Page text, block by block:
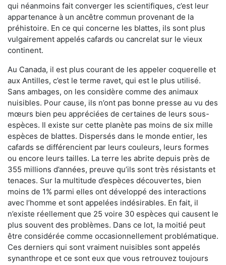
qui néanmoins fait converger les scientifiques, c’est leur
appartenance à un ancêtre commun provenant de la
préhistoire. En ce qui concerne les blattes, ils sont plus
vulgairement appelés cafards ou cancrelat sur le vieux
continent.
Au Canada, il est plus courant de les appeler coquerelle et
aux Antilles, c’est le terme ravet, qui est le plus utilisé.
Sans ambages, on les considère comme des animaux
nuisibles. Pour cause, ils n’ont pas bonne presse au vu des
mœurs bien peu appréciées de certaines de leurs sous-
espèces. Il existe sur cette planète pas moins de six mille
espèces de blattes. Dispersés dans le monde entier, les
cafards se différencient par leurs couleurs, leurs formes
ou encore leurs tailles. La terre les abrite depuis près de
355 millions d’années, preuve qu’ils sont très résistants et
tenaces. Sur la multitude d’espèces découvertes, bien
moins de 1% parmi elles ont développé des interactions
avec l’homme et sont appelées indésirables. En fait, il
n’existe réellement que 25 voire 30 espèces qui causent le
plus souvent des problèmes. Dans ce lot, la moitié peut
être considérée comme occasionnellement problématique.
Ces derniers qui sont vraiment nuisibles sont appelés
synanthrope et ce sont eux que vous retrouvez toujours